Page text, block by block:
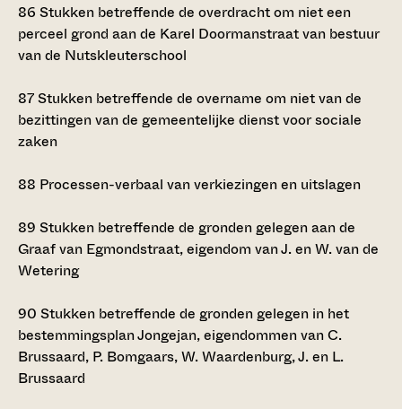
86 Stukken betreffende de overdracht om niet een
perceel grond aan de Karel Doormanstraat van bestuur
van de Nutskleuterschool
87Stukken betreffende de overname om niet van de
bezittingen van de gemeentelijke dienst voor sociale
zaken
88 Processen-verbaal van verkiezingen en uitslagen
89 Stukken betreffende de gronden gelegen aan de
Graaf van Egmondstraat, eigendom van J. en W. van de
Wetering
90 Stukken betreffende de gronden gelegen in het
bestemmingsplan Jongejan, eigendommen van C.
Brussaard, P. Bomgaars, W. Waardenburg, J. en L.
Brussaard